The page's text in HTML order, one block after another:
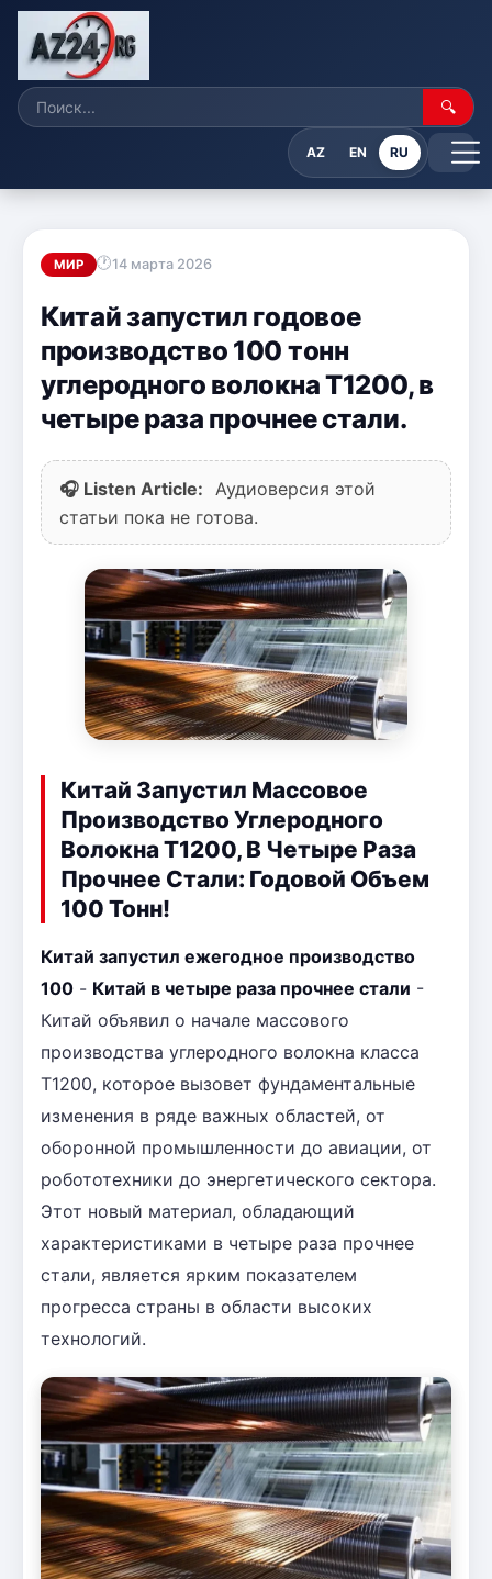
🔍
AZ EN RU
МИР 14 марта 2026
Китай запустил годовое
производство 100 тонн
углеродного волокна T1200, в
четыре раза прочнее стали.
🎧 Listen Article:
Аудиоверсия этой
статьи пока не готова.
Китай Запустил Массовое
Производство Углеродного
Волокна T1200, В Четыре Раза
Прочнее Стали: Годовой Объем
100 Тонн!
Китай запустил ежегодное производство
100 - Китай в четыре раза прочнее стали -
Китай объявил о начале массового
производства углеродного волокна класса
T1200, которое вызовет фундаментальные
изменения в ряде важных областей, от
оборонной промышленности до авиации, от
робототехники до энергетического сектора.
Этот новый материал, обладающий
характеристиками в четыре раза прочнее
стали, является ярким показателем
прогресса страны в области высоких
технологий.